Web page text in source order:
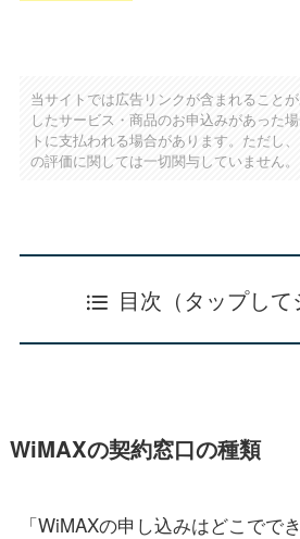
当サイトでは広告リンクが含まれること
したサービス・商品のお申込みがあった
トに支払われる場合があります。ただし
の評価に関しては一切関与していません。
目次（タップして
WiMAXの契約窓口の種類
「WiMAXの申し込みはどこでで